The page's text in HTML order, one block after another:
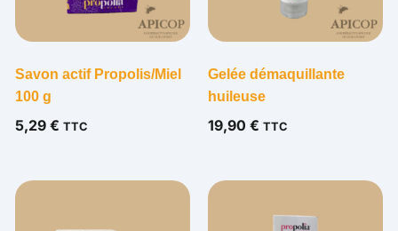
Savon actif Propolis/Miel
100 g
5,29 € TTC
Gelée démaquillante
huileuse
19,90 € TTC